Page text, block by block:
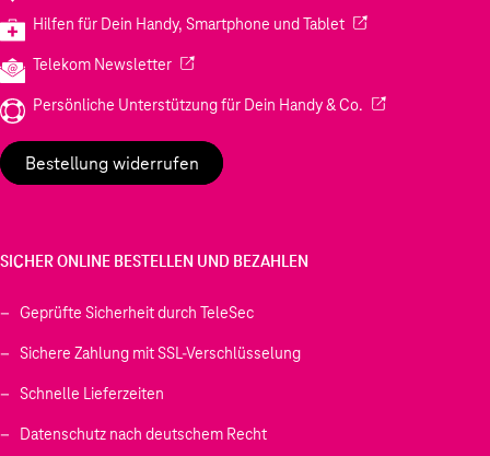
Hilfen für Dein Handy, Smartphone und Tablet(Wird in einem
Telekom Newsletter(Wird in einem neuen Tab geöffnet)
Persönliche Unterstützung für Dein Handy & Co. (Wird in einem
Bestellung widerrufen
SICHER ONLINE BESTELLEN UND BEZAHLEN
Geprüfte Sicherheit durch TeleSec
Sichere Zahlung mit SSL-Verschlüsselung
Schnelle Lieferzeiten
Datenschutz nach deutschem Recht